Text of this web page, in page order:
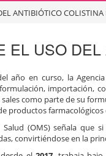
ANTIBIÓTICO
EL USO
en curso, la
importación,
como parte de su
productos
(OMS) señala que
convirtiéndose en la